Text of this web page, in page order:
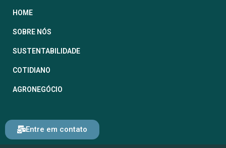
HOME
SOBRE NÓS
SUSTENTABILIDADE
COTIDIANO
AGRONEGÓCIO
Entre em contato